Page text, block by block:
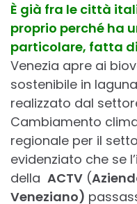
È già fra le città
proprio perché ha
particolare, fatta
Venezia apre ai
sostenibile in
realizzato dal
Cambiamento
regionale per il
evidenziato che se
della ACTV (
Veneziano)